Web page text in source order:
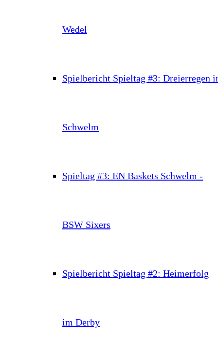
Wedel
Spielbericht Spieltag #3: Dreierregen
Schwelm
Spieltag #3: EN Baskets Schwelm -
BSW Sixers
Spielbericht Spieltag #2: Heimerfolg
im Derby